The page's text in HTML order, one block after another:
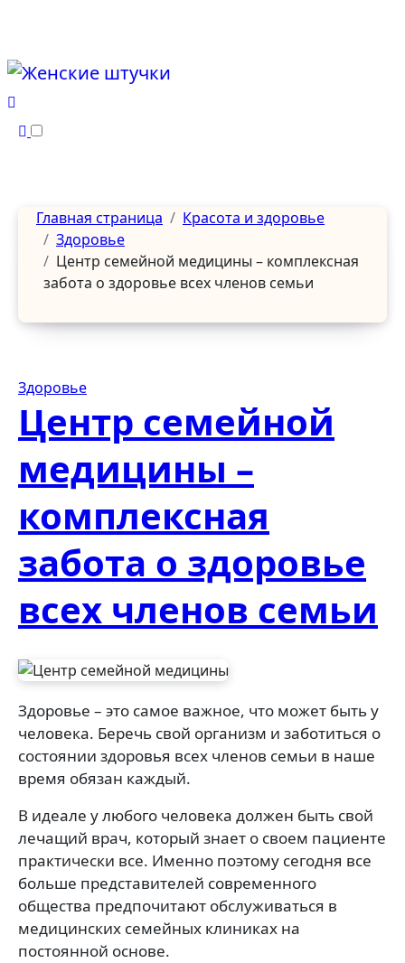
Главная страница
Красота и здоровье
Здоровье
Центр семейной медицины – комплексная
забота о здоровье всех членов семьи
Здоровье
Центр семейной
медицины –
комплексная
забота о здоровье
всех членов семьи
Здоровье – это самое важное, что может быть у
человека. Беречь свой организм и заботиться о
состоянии здоровья всех членов семьи в наше
время обязан каждый.
В идеале у любого человека должен быть свой
лечащий врач, который знает о своем пациенте
практически все. Именно поэтому сегодня все
больше представителей современного
общества предпочитают обслуживаться в
медицинских семейных клиниках на
постоянной основе.